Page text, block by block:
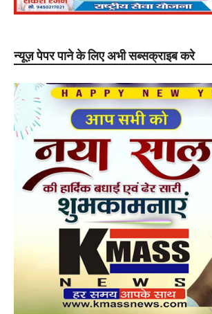
न्यूज़ पेपर पाने के लिए अभी सब्सक्राइब करे